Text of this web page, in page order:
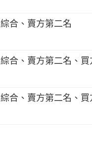
綜合、賣方第二名
綜合、賣方第二名、買
綜合、賣方第二名、買